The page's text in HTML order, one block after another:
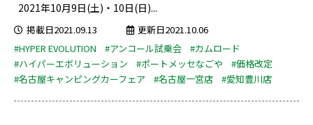
2021年10月9日(土)・10日(日)...
掲載日2021.09.13
更新日2021.10.06
#HYPER EVOLUTION
#アンコール試乗会
#カムロード
#ハイパーエボリューション
#ポートメッセなごや
#価格改定
#名古屋キャンピングカーフェア
#名古屋一宮店 #愛知豊川店